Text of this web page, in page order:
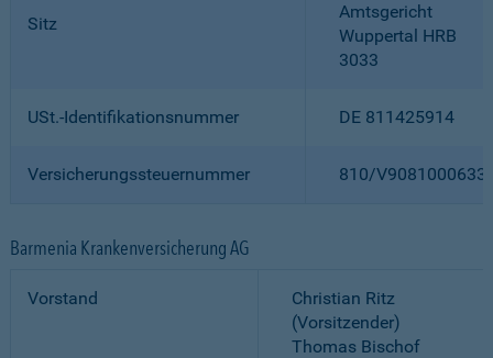
Sitz
Amtsgericht
Wuppertal HRB
3033
USt.-Identifikationsnummer DE 811425914
Versicherungssteuernummer 810/
Barmenia Krankenversicherung AG
Vorstand
Christian Ritz
(Vorsitzender)
Thomas Bischof